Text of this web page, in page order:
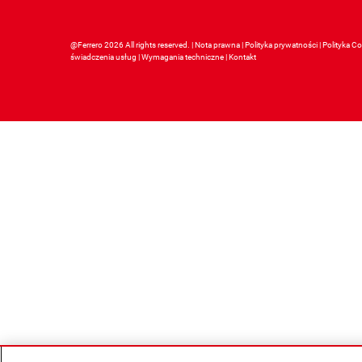
@Ferrero 2026 All rights reserved. Nota prawna Polityka prywatności Polityka
świadczenia usług
Wymagania techniczne Kontakt